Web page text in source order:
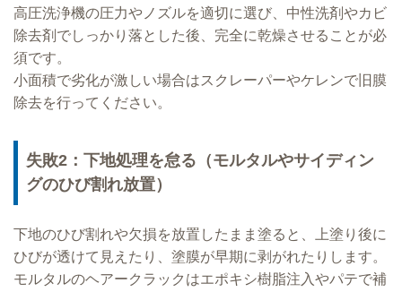
高圧洗浄機の圧力やノズルを適切に選び、中性洗剤やカビ
除去剤でしっかり落とした後、完全に乾燥させることが必
須です。
小面積で劣化が激しい場合はスクレーパーやケレンで旧膜
除去を行ってください。
失敗2：下地処理を怠る（モルタルやサイディン
グのひび割れ放置）
下地のひび割れや欠損を放置したまま塗ると、上塗り後に
ひびが透けて見えたり、塗膜が早期に剥がれたりします。
モルタルのヘアークラックはエポキシ樹脂注入やパテで補